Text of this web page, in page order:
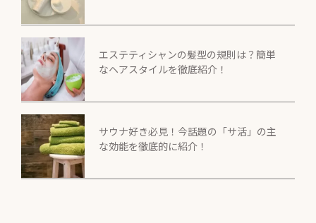
エステティシャンの髪型の規則は？簡単
なヘアスタイルを徹底紹介！
サウナ好き必見！今話題の「サ活」の主
な効能を徹底的に紹介！